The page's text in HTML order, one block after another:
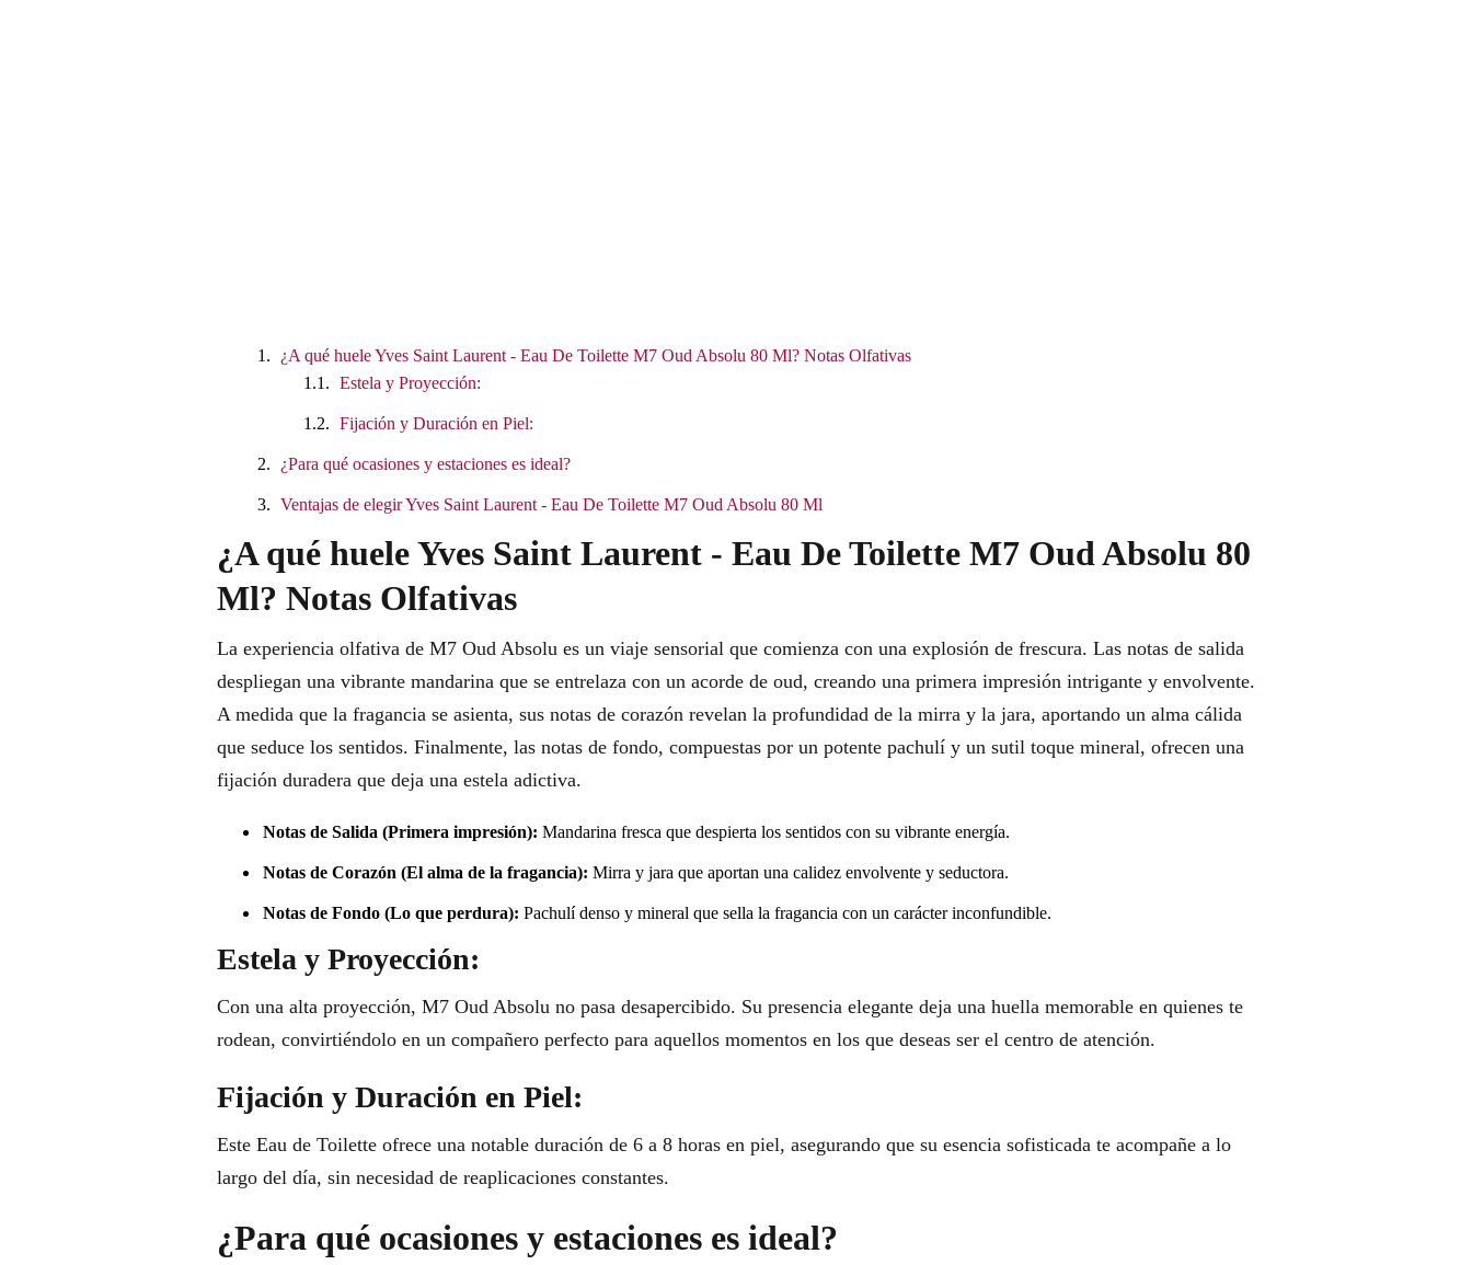
¿A qué huele Yves Saint Laurent - Eau De Toilette M7 Oud Absolu 80 Ml? Notas Olfativas
Estela y Proyección:
Fijación y Duración en Piel:
¿Para qué ocasiones y estaciones es ideal?
Ventajas de elegir Yves Saint Laurent - Eau De Toilette M7 Oud Absolu 80 Ml
¿A qué huele Yves Saint Laurent - Eau De Toilette M7 Oud Absolu 80
Ml? Notas Olfativas
La experiencia olfativa de M7 Oud Absolu es un viaje sensorial que comienza con una explosión de frescura. Las notas de salida
despliegan una vibrante mandarina que se entrelaza con un acorde de oud, creando una primera impresión intrigante y envolvente.
A medida que la fragancia se asienta, sus notas de corazón revelan la profundidad de la mirra y la jara, aportando un alma cálida
que seduce los sentidos. Finalmente, las notas de fondo, compuestas por un potente pachulí y un sutil toque mineral, ofrecen una
fijación duradera que deja una estela adictiva.
Notas de Salida (Primera impresión): Mandarina fresca que despierta los sentidos con su vibrante energía.
Notas de Corazón (El alma de la fragancia): Mirra y jara que aportan una calidez envolvente y seductora.
Notas de Fondo (Lo que perdura): Pachulí denso y mineral que sella la fragancia con un carácter inconfundible.
Estela y Proyección:
Con una alta proyección, M7 Oud Absolu no pasa desapercibido. Su presencia elegante deja una huella memorable en quienes te
rodean, convirtiéndolo en un compañero perfecto para aquellos momentos en los que deseas ser el centro de atención.
Fijación y Duración en Piel:
Este Eau de Toilette ofrece una notable duración de 6 a 8 horas en piel, asegurando que su esencia sofisticada te acompañe a lo
largo del día, sin necesidad de reaplicaciones constantes.
¿Para qué ocasiones y estaciones es ideal?